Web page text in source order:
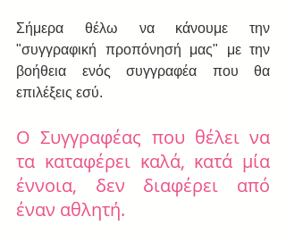
Σήμερα θέλω να κάνουμε την
"συγγραφική προπόνησή μας" με την
βοήθεια ενός συγγραφέα που θα
επιλέξεις εσύ.
O Συγγραφέας που θέλει να
τα καταφέρει καλά, κατά μία
έννοια, δεν διαφέρει από
έναν αθλητή.